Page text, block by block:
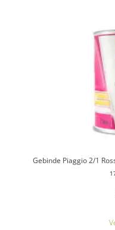
Gebinde Piaggio 2/1